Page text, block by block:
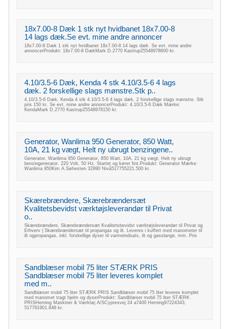
18x7.00-8 Dæk 1 stk nyt hvidbanet 18x7.00-8
14 lags dæk.Se evt. mine andre annoncer
18x7.00-8 Dæk 1 stk nyt hvidbanet 18x7.00-8 14 lags dæk. Se evt. mine andre
annoncerProdukt: 18x7.00-8 DækMark D.2770 Kastrup25548978600 kr.
4.10/3.5-6 Dæk, Kenda 4 stk 4.10/3.5-6 4 lags
dæk. 2 forskellige slags mønstre.Stk p..
4.10/3.5-6 Dæk, Kenda 4 stk 4.10/3.5-6 4 lags dæk. 2 forskellige slags mønstre. Stk
pris 150 kr. Se evt. mine andre annoncerProdukt: 4.10/3.5-6 Dæk Mærke:
KendaMark D.2770 Kastrup25548978150 kr.
Generator, Wanlima 950 Generator, 850 Watt,
10A, 21 kg vægt, Helt ny ubrugt benzingene..
Generator, Wanlima 950 Generator, 850 Watt, 10A, 21 kg vægt, Helt ny ubrugt
benzingenerator. 220 Volt, 50 Hz. Startet og kører fint.Produkt: Generator Mærke:
Wanlima 950Kim A.Søhesten 32990 Nivå517755221.500 kr.
Skærebrændere, Skærebrændersæt
Kvalitetsbevidst værktøjsleverandør til Privat
o..
Skærebrændere, Skærebrændersæt Kvalitetsbevidst værktøjsleverandør til Privat og
Erhverv | Skærebrændersæt til propangas og ilt. Leveres i kuffert med manometer til
ilt ogpropangas, inkl. forskellige dyser til varmeindsats, ilt og gasslange, mm. Pris
Sandblæser mobil 75 liter STÆRK PRIS
Sandblæser mobil 75 liter leveres komplet
med m..
Sandblæser mobil 75 liter STÆRK PRIS Sandblæser mobil 75 liter leveres komplet
med manomet tragt hjelm og dyserProdukt: Sandblæser mobil 75 liter STÆRK
PRISHerning Maskiner & Værktøj A/SCypresvej 24 a7400 Herning97224343,
517791901.848 kr.